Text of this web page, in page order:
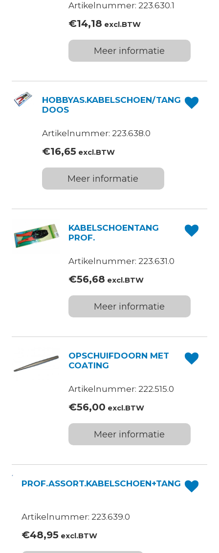
Artikelnummer: 223.630.1
€14,18 excl.BTW
Meer informatie
HOBBYAS.KABELSCHOEN/TANG
DOOS
Artikelnummer: 223.638.0
€16,65excl.BTW
Meer informatie
KABELSCHOENTANG
PROF.
Artikelnummer: 223.631.0
€56,68 excl.BTW
Meer informatie
OPSCHUIFDOORN MET
COATING
Artikelnummer: 222.515.0
€56,00 excl.BTW
Meer informatie
PROF.ASSORT.KABELSCHOEN+TANG
Artikelnummer: 223.639.0
€48,95excl.BTW